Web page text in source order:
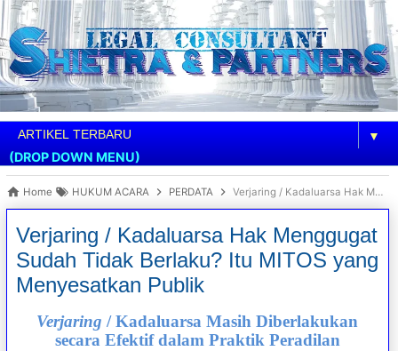
▼
(DROP DOWN MENU)
Home HUKUM ACARA PERDATA Verjaring / Kadaluarsa Hak Menggugat Sudah Tidak Berlaku? Itu MITOS yang Menyesatkan Publik
Verjaring / Kadaluarsa Hak Menggugat
Sudah Tidak Berlaku? Itu MITOS yang
Menyesatkan Publik
Verjaring / Kadaluarsa Masih Diberlakukan
secara Efektif dalam Praktik Peradilan